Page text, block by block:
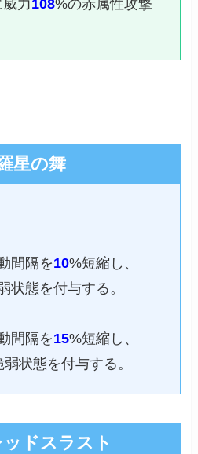
力 108%の赤属性攻撃
星の舞
間隔を10%短縮し、
状態を付与する。
間隔を15%短縮し、
状態を付与する。
ドスラスト